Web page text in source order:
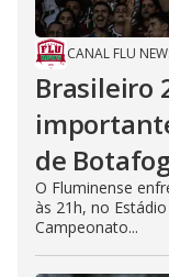
CANAL FLU
Brasileiro
de
O Fluminense
às 21h, no
Campeonato...